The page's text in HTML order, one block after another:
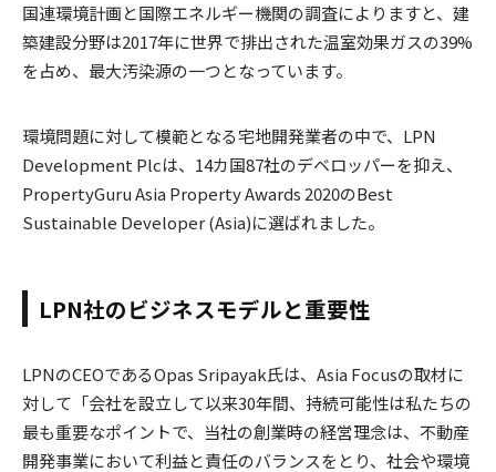
国連環境計画と国際エネルギー機関の調査によりますと、建
築建設分野は2017年に世界で排出された温室効果ガスの39%
を占め、最大汚染源の一つとなっています。
環境問題に対して模範となる宅地開発業者の中で、LPN
Development Plcは、14カ国87社のデベロッパーを抑え、
PropertyGuru Asia Property Awards 2020のBest
Sustainable Developer (Asia)に選ばれました。
LPN社のビジネスモデルと重要性
LPNのCEOであるOpas Sripayak氏は、Asia Focusの取材に
対して「会社を設立して以来30年間、持続可能性は私たちの
最も重要なポイントで、当社の創業時の経営理念は、不動産
開発事業において利益と責任のバランスをとり、社会や環境